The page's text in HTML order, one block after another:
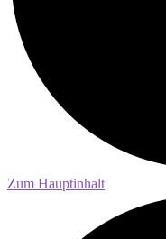
Zum Hauptinhalt